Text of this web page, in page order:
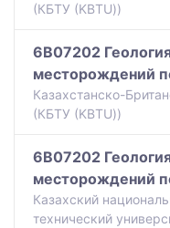
(КБТУ (KBTU))
6B07202
месторождений
Казахстанско-
(КБТУ (KBTU))
6B07202
месторождений
Казахский
технический